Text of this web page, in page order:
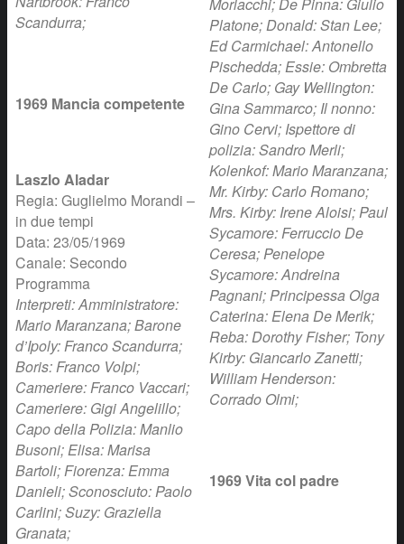
Scandurra;
1969 Mancia competente
Laszlo Aladar
Regia: Guglielmo Morandi –
in due tempi
Data: 23/05/1969
Canale: Secondo
Programma
Interpreti: Amministratore:
Mario Maranzana; Barone
d’Ipoly: Franco Scandurra;
Boris: Franco Volpi;
Cameriere: Franco Vaccari;
Cameriere: Gigi Angelillo;
Capo della Polizia: Manlio
Busoni; Elisa: Marisa
Bartoli; Fiorenza: Emma
Danieli; Sconosciuto: Paolo
Carlini; Suzy: Graziella
Granata;
Platone; Donald: Stan Lee;
Ed Carmichael: Antonello
Pischedda; Essie: Ombretta
De Carlo; Gay Wellington:
Gina Sammarco; Il nonno:
Gino Cervi; Ispettore di
polizia: Sandro Merli;
Kolenkof: Mario Maranzana;
Mr. Kirby: Carlo Romano;
Mrs. Kirby: Irene Aloisi; Paul
Sycamore: Ferruccio De
Ceresa; Penelope
Sycamore: Andreina
Pagnani; Principessa Olga
Caterina: Elena De Merik;
Reba: Dorothy Fisher; Tony
Kirby: Giancarlo Zanetti;
William Henderson:
Corrado Olmi;
1969 Vita col padre